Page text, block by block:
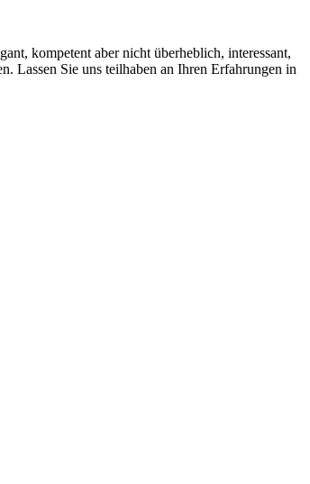
kompetent aber nicht überheblich, interessant,
Lassen Sie uns teilhaben an Ihren Erfahrungen in